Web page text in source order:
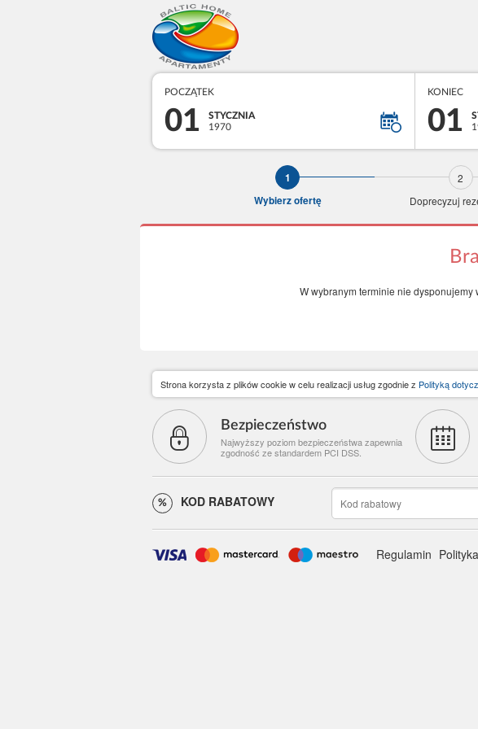
POCZĄTEK
01
STYCZNIA
1970
KONIEC
01
Wybierz ofertę Doprecyzuj
W wybranym terminie nie
Strona korzysta z plików cookie w celu realizacji usług zgodnie z Polityką
Bezpieczeństwo
Najwyższy poziom bezpieczeństwa zapewnia
zgodność ze standardem PCI DSS.
KOD RABATOWY
Regulamin